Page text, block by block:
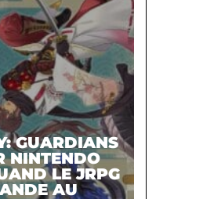
GUARDIANS
NINTENDO
LE JRPG
AU